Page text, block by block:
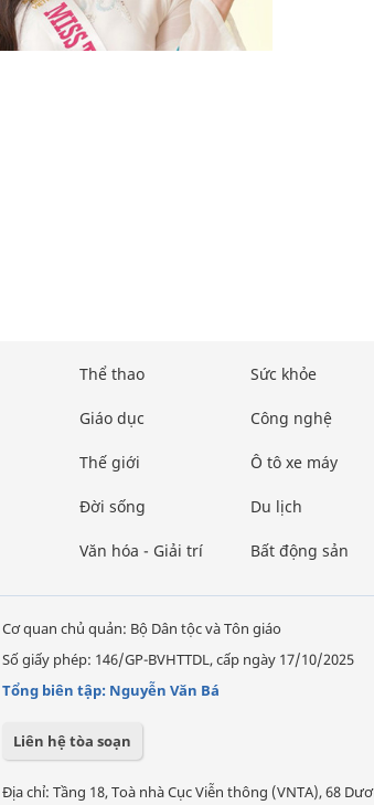
Thể thao
Giáo dục
Thế giới
Đời sống
Văn hóa - Giải trí
Sức khỏe
Công nghệ
Ô tô xe máy
Du lịch
Bất động sản
Cơ quan chủ quản: Bộ Dân tộc và Tôn giáo
Số giấy phép: 146/GP-BVHTTDL, cấp ngày 17/10/2025
Tổng biên tập: Nguyễn Văn Bá
Liên hệ tòa soạn
Địa chỉ: Tầng 18, Toà nhà Cục Viễn thông (VNTA), 68